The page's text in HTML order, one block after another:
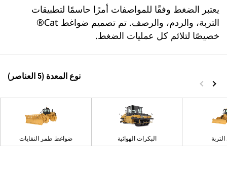
يعتبر الضغط وفقًا للمواصفات أمرًا حاسمًا لتطبيقات
التربة، والردم، والرصف. تم تصميم ضواغط Cat®
خصيصًا لتلائم كل عمليات الضغط.
نوع المعدة (5 العناصر)
ضواغط طمر النفايات البكرات الهوائية